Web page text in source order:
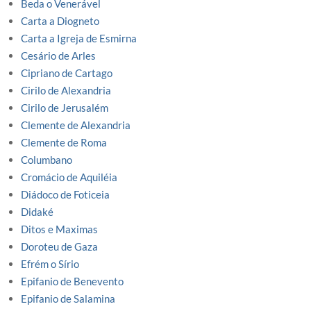
Beda o Venerável
Carta a Diogneto
Carta a Igreja de Esmirna
Cesário de Arles
Cipriano de Cartago
Cirilo de Alexandria
Cirilo de Jerusalém
Clemente de Alexandria
Clemente de Roma
Columbano
Cromácio de Aquiléia
Diádoco de Foticeia
Didaké
Ditos e Maximas
Doroteu de Gaza
Efrém o Sírio
Epifanio de Benevento
Epifanio de Salamina